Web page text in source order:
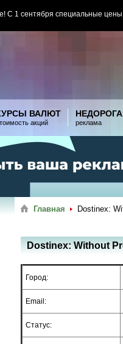
С 1 сентября специальные
ВАЛЮТ
акций реклама
Главная Dostinex:
Dostinex: Without
Город:
Email:
Статус: